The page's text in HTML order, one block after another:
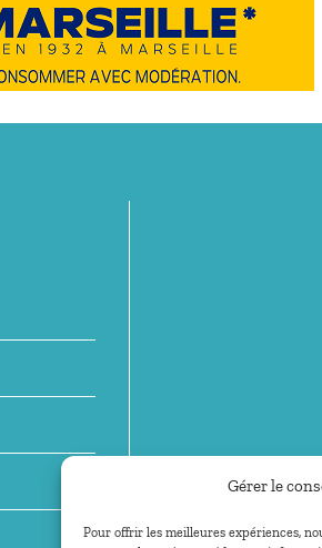
Gérer le
Pour offrir les meilleures expériences,